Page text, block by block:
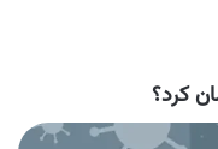
کرد؟